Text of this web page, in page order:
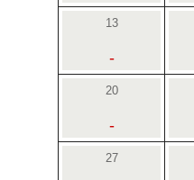
13
-
20
-
27